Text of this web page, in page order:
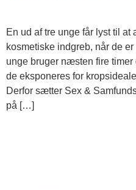
En ud af tre unge får lyst til
kosmetiske indgreb, når de
unge bruger næsten fire
de eksponeres for
Derfor sætter Sex &
på […]